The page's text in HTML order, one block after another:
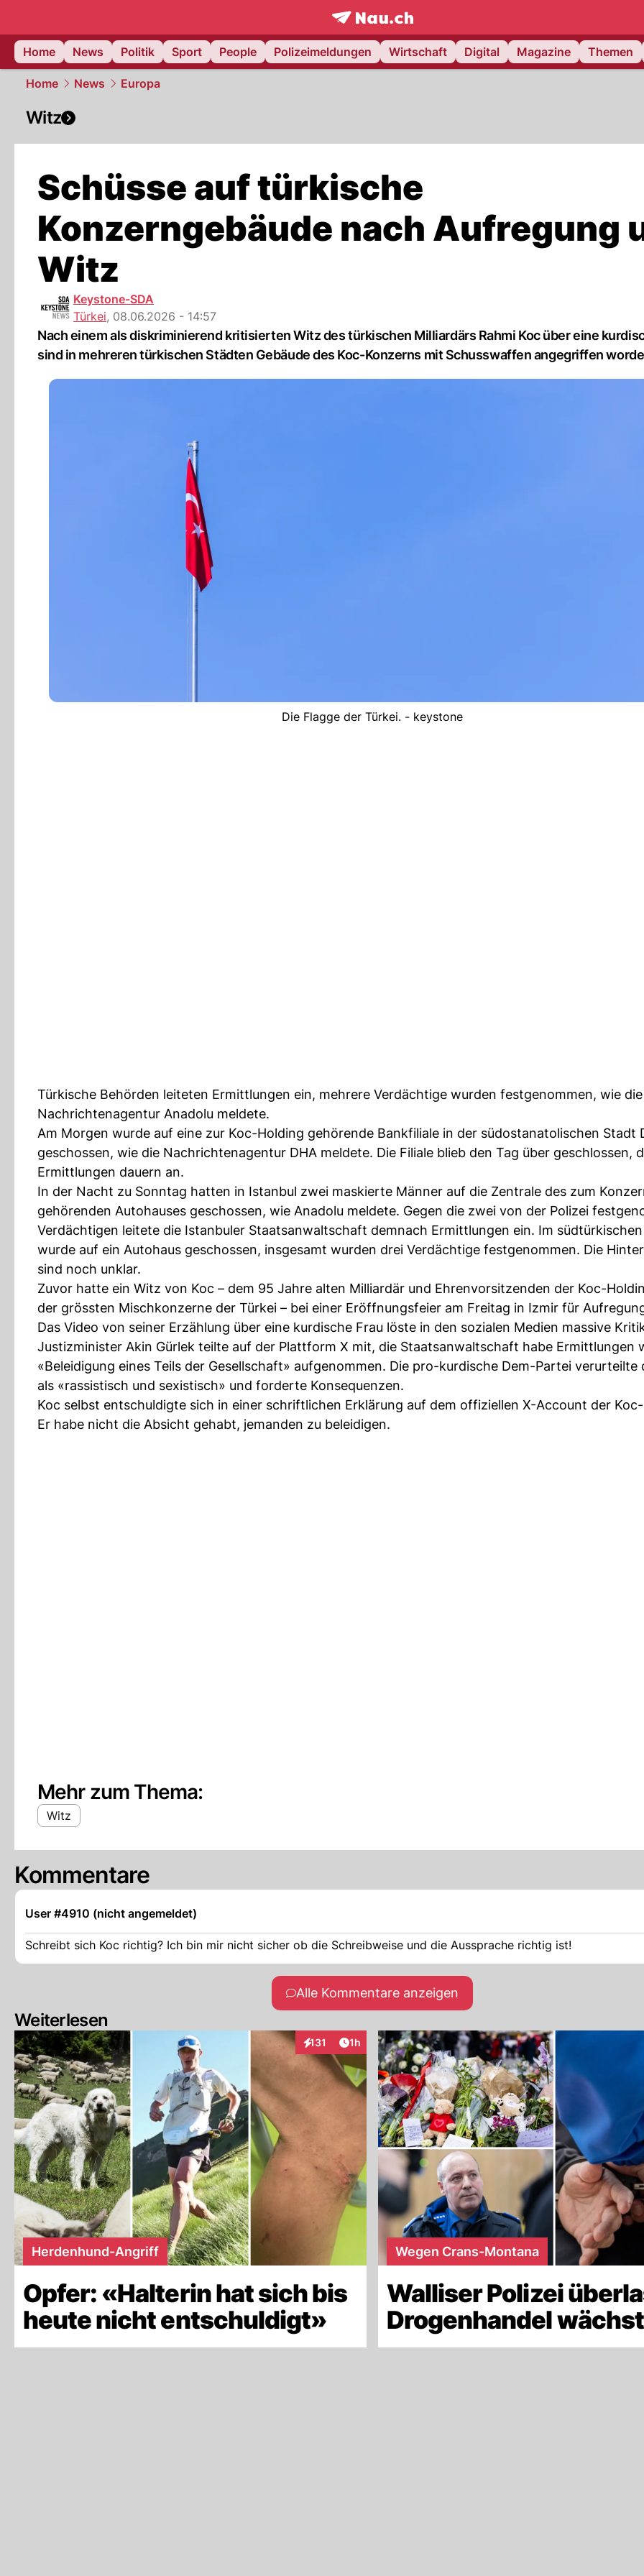
frontpage.NAU.ch
Home
News Politik Sport People Polizeimeldungen Wirtschaft Digital Magazine Themen
Home News Europa
Witz
Schüsse auf türkische
Konzerngebäude nach Aufregung
Witz
Keystone-SDA
Türkei, 08.06.2026 - 14:57
Nach einem als diskriminierend kritisierten Witz des türkischen Milliardärs Rahmi Koc über eine
sind in mehreren türkischen Städten Gebäude des Koc-Konzerns mit Schusswaffen angegriffen
Die Flagge der Türkei. - keystone
Türkische Behörden leiteten Ermittlungen ein, mehrere Verdächtige wurden festgenommen, wie
Nachrichtenagentur Anadolu meldete.
Am Morgen wurde auf eine zur Koc-Holding gehörende Bankfiliale in der südostanatolischen Stadt
geschossen, wie die Nachrichtenagentur DHA meldete. Die Filiale blieb den Tag über geschlossen,
Ermittlungen dauern an.
In der Nacht zu Sonntag hatten in Istanbul zwei maskierte Männer auf die Zentrale des zum
gehörenden Autohauses geschossen, wie Anadolu meldete. Gegen die zwei von der Polizei
Verdächtigen leitete die Istanbuler Staatsanwaltschaft demnach Ermittlungen ein. Im
wurde auf ein Autohaus geschossen, insgesamt wurden drei Verdächtige festgenommen. Die
sind noch unklar.
Zuvor hatte ein Witz von Koc – dem 95 Jahre alten Milliardär und Ehrenvorsitzenden der Koc-
der grössten Mischkonzerne der Türkei – bei einer Eröffnungsfeier am Freitag in Izmir für
Das Video von seiner Erzählung über eine kurdische Frau löste in den sozialen Medien massive
Justizminister Akin Gürlek teilte auf der Plattform X mit, die Staatsanwaltschaft habe Ermittlungen
«Beleidigung eines Teils der Gesellschaft» aufgenommen. Die pro-kurdische Dem-Partei verurteilte
als «rassistisch und sexistisch» und forderte Konsequenzen.
Koc selbst entschuldigte sich in einer schriftlichen Erklärung auf dem offiziellen X-Account der
Er habe nicht die Absicht gehabt, jemanden zu beleidigen.
Mehr zum Thema:
Witz
Kommentare
User #4910 (nicht angemeldet)
Schreibt sich Koc richtig? Ich bin mir nicht sicher ob die Schreibweise und die Aussprache richtig ist!
Alle Kommentare anzeigen
Weiterlesen
131
InteraktionenArtikel veröffentlicht:
1h
Herdenhund-Angriff
Opfer: «Halterin hat sich bis
heute nicht entschuldigt»
Wegen Crans-Montana
Walliser Polizei
Drogenhandel wächst